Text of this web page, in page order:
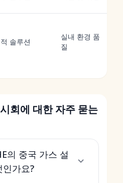
솔루션
실내 환경 품
질
회에 대한 자주 묻는
의 중국 가스 설
가요?